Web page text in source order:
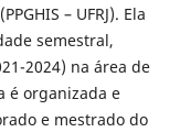
– UFRJ). Ela
semestral,
2024) na área de
é organizada e
e mestrado do